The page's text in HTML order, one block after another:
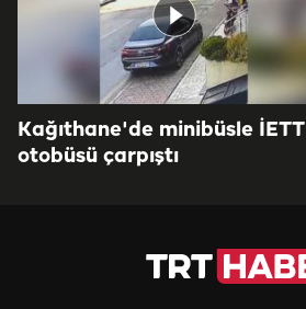
Kağıthane'de minibüsle İETT
otobüsü çarpıştı